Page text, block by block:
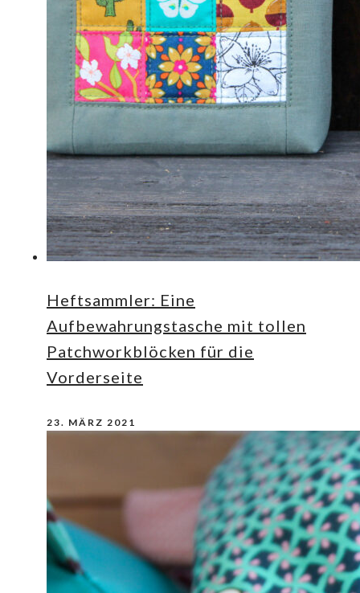
Heftsammler: Eine
Aufbewahrungstasche mit tollen
Patchworkblöcken für die
Vorderseite
23. MÄRZ 2021